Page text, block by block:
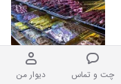
چت و تماس دیوار من